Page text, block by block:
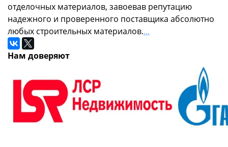
отделочных материалов, завоевав репутацию
надежного и проверенного поставщика абсолютно
любых строительных материалов....
Нам доверяют